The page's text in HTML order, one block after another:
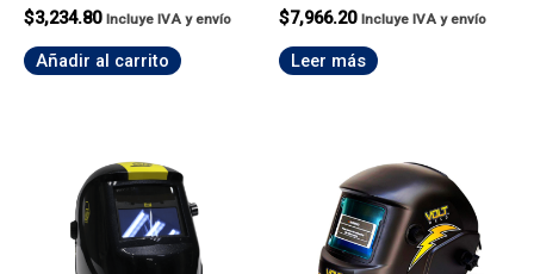
$3,234.80 Incluye IVA y envío
Añadir al carrito
$7,966.20 Incluye IVA y envío
Leer más